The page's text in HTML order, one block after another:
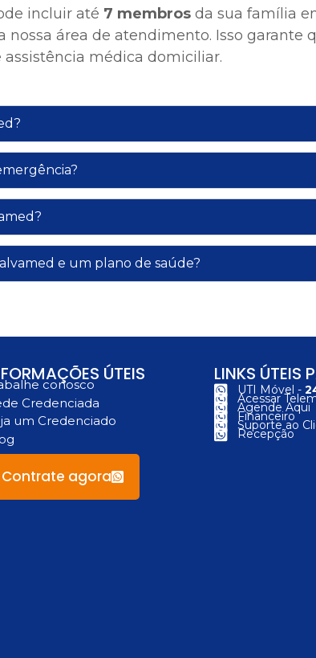
incluir até 7 membros da sua família
nossa área de atendimento. Isso garante
médica domiciliar.
e um plano de saúde?
ÚTEIS
conosco
Credenciada
um Credenciado
Contrate agora
LINKS ÚTEIS
UTI Móvel -
Acessar
Agende Aqui
Financeiro
Suporte ao
Recepção